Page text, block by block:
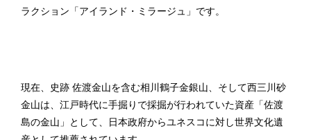
ラクション「アイランド・ミラージュ」です。
現在、史跡 佐渡金山を含む相川鶴子金銀山、そして西三川砂
金山は、江戸時代に手掘りで採掘が行われていた資産「佐渡
島の金山」として、日本政府からユネスコに対し世界文化遺